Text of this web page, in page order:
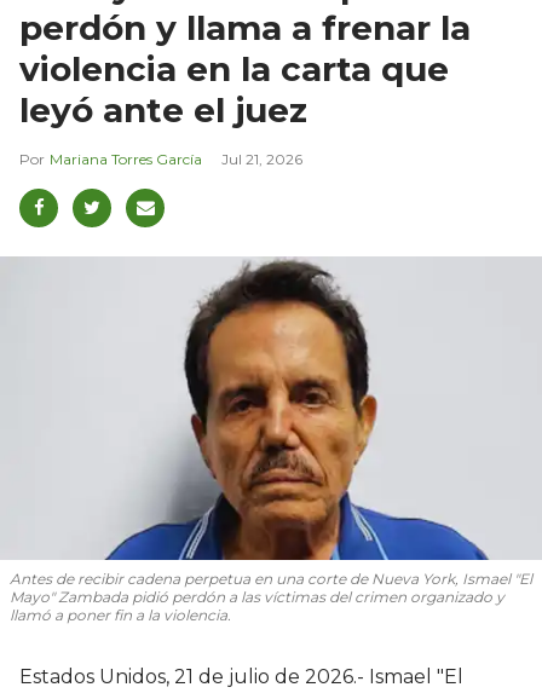
perdón y llama a frenar la
violencia en la carta que
leyó ante el juez
Mariana Torres García Jul 21, 2026
Antes de recibir cadena perpetua en una corte de Nueva York, Ismael "El
Mayo" Zambada pidió perdón a las víctimas del crimen organizado y
llamó a poner fin a la violencia.
Estados Unidos, 21 de julio de 2026.- Ismael "El